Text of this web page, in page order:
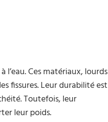
Ces matériaux, lourds
fissures. Leur durabilité est
Toutefois, leur
leur poids.